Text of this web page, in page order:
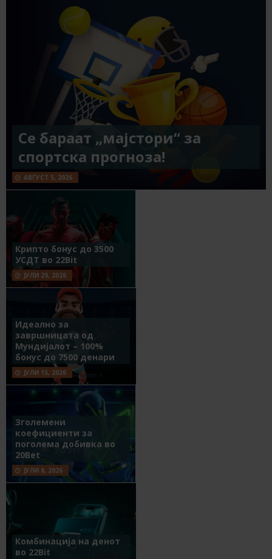
Се бараат „мајстори“ за
спортска прогноза!
АВГУСТ 5, 2026
Крипто бонус до 3500
УСДТ во 22Bit
ЈУЛИ 29, 2026
Идеално за
завршницата од
Мундијалот – 100%
бонус до 7500 денари
ЈУЛИ 15, 2026
Зголемени
коефициенти за
поголема добивка во
20Bet
ЈУЛИ 8, 2026
Комбинација на денот
во 22Bit